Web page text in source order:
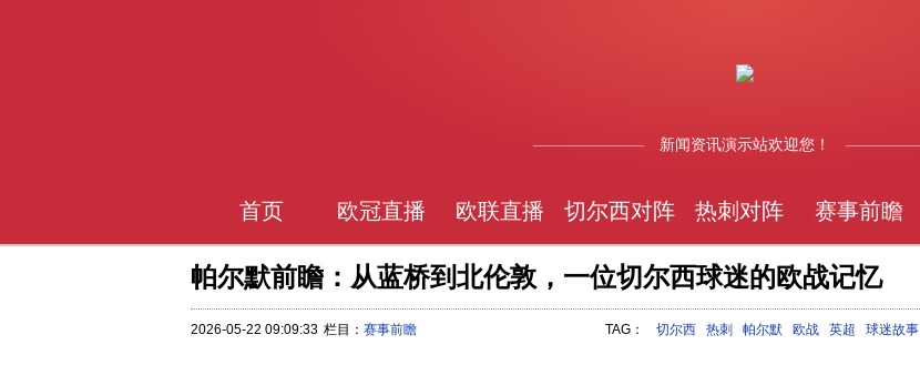
新闻资讯演示站欢迎您！
首页 欧冠直播 欧联直播 切尔西对阵 热刺对阵 赛事前瞻
帕尔默前瞻：从蓝桥到北伦敦，一位切尔西球迷的欧战记忆
2026-05-22 09:09:33 栏目： 赛事前瞻 TAG： 切尔西 热刺 帕尔默 欧战 英超 球迷故事